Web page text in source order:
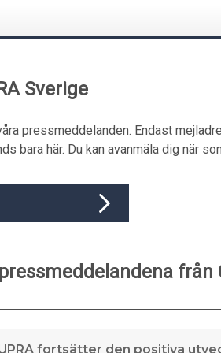
Sverige
pressmeddelanden. Endast
bara här. Du kan avanmäla dig när
från
fortsätter den positiva